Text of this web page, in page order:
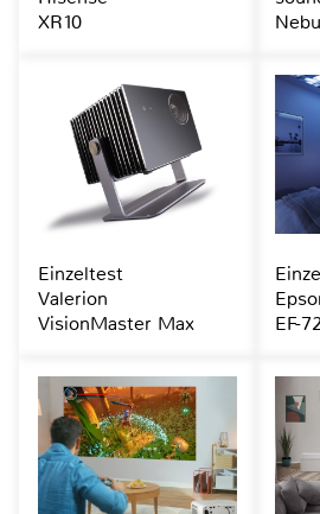
XR10
Einzeltest
Valerion
VisionMaster Max
EF-72